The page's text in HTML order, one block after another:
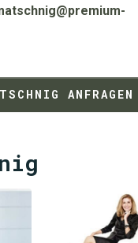
ANFRAGEN